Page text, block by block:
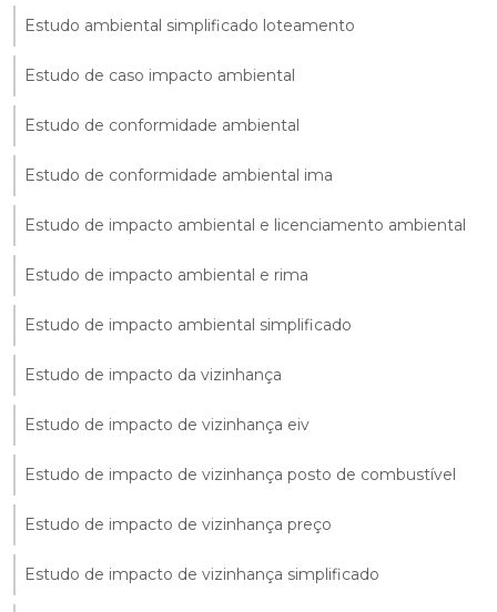
Estudo ambiental simplificado loteamento
Estudo de caso impacto ambiental
Estudo de conformidade ambiental
Estudo de conformidade ambiental ima
Estudo de impacto ambiental e licenciamento ambiental
Estudo de impacto ambiental e rima
Estudo de impacto ambiental simplificado
Estudo de impacto da vizinhança
Estudo de impacto de vizinhança eiv
Estudo de impacto de vizinhança posto de combustível
Estudo de impacto de vizinhança preço
Estudo de impacto de vizinhança simplificado